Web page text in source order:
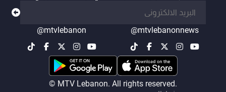
@mtvlebanonnews
@mtvlebanon
© MTV Lebanon. All rights reserved.